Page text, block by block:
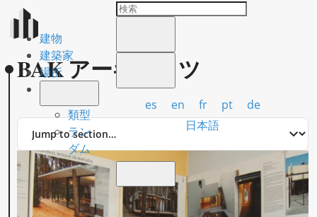
建物
建築家
場所
類型
ラン
ダム
es en fr pt
de
日本語
BAK アーキテクツ
Jump
section